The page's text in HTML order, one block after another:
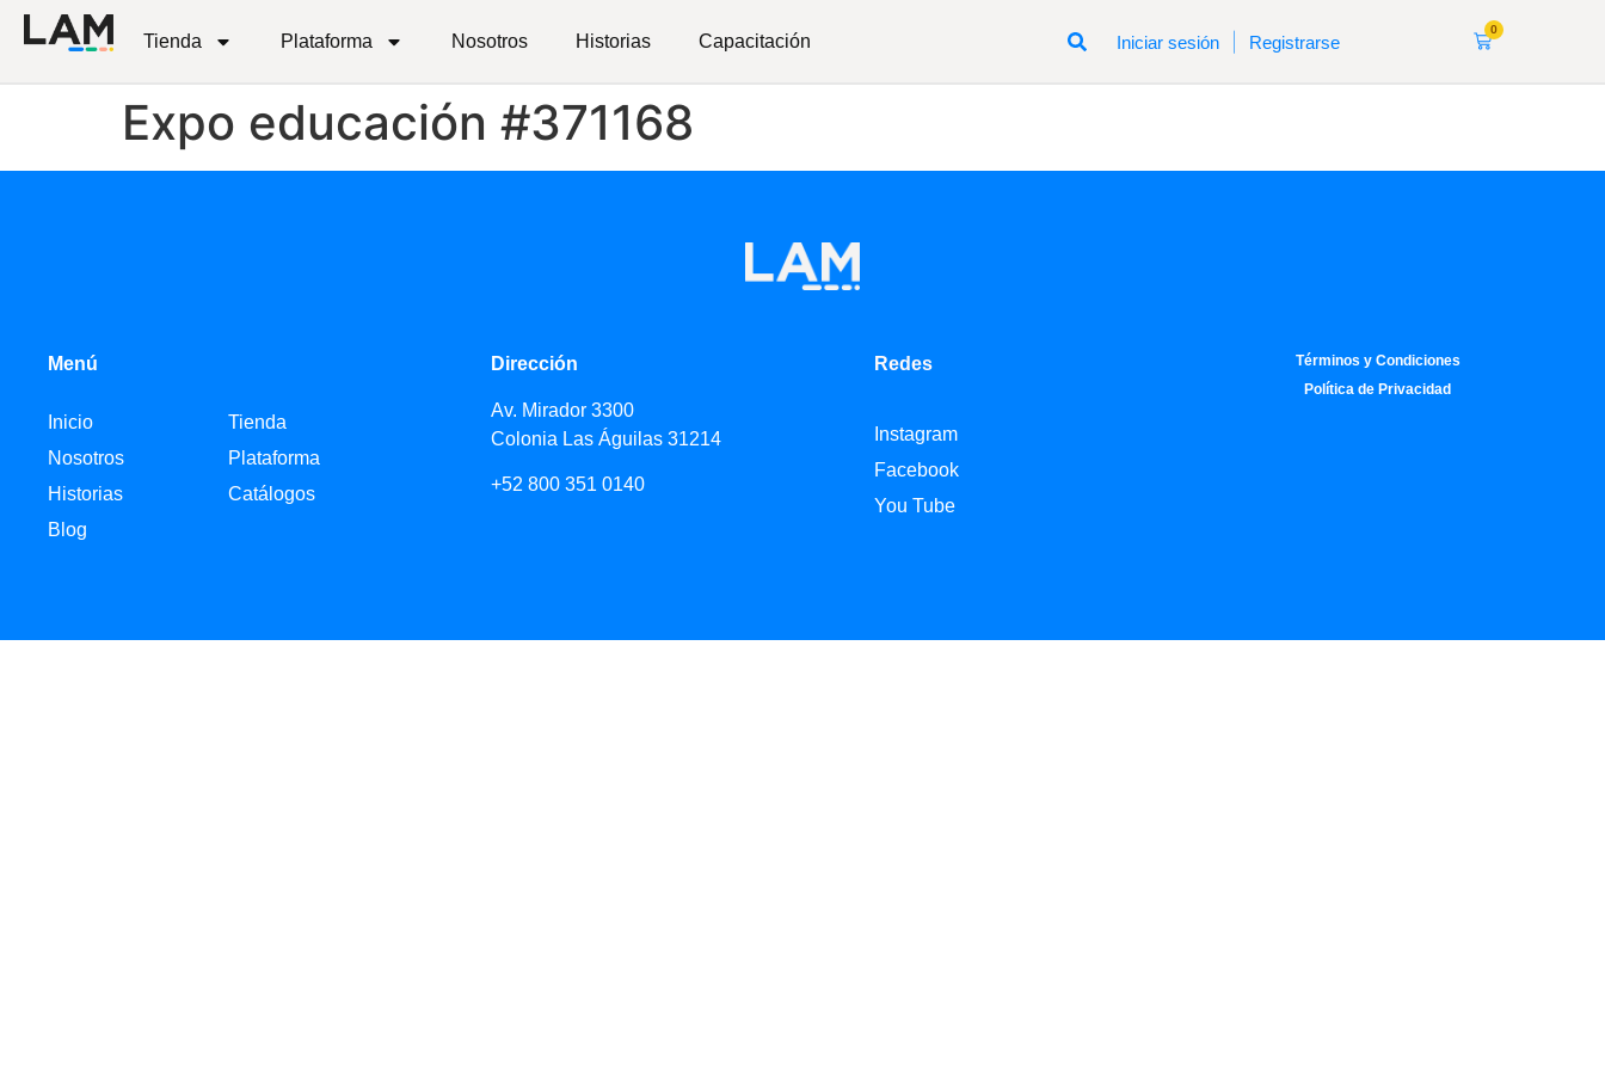
Tienda Plataforma Nosotros Historias Capacitación Iniciar sesión Registrarse
0
Expo educación #371168
Menú
Inicio
Nosotros
Historias
Blog
Tienda
Plataforma
Catálogos
Dirección
Av. Mirador 3300
Colonia Las Águilas 31214
+52 800 351 0140
Redes
Instagram
Facebook
You Tube
Términos y Condiciones
Política de Privacidad